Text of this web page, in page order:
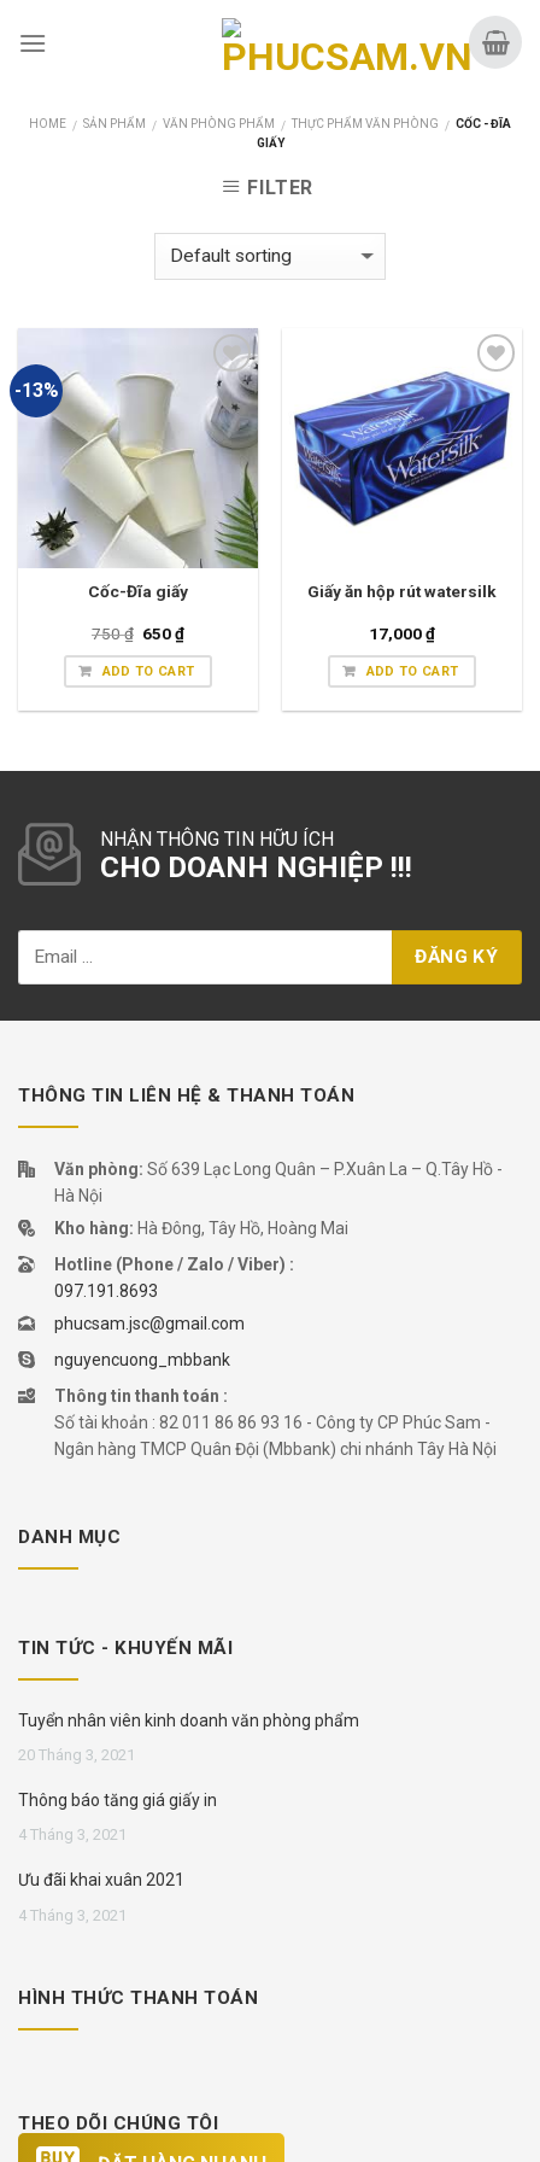
HOME / SẢN PHẨM / VĂN PHÒNG PHẨM / THỰC PHẨM VĂN PHÒNG / CỐC - ĐĨA
GIẤY
FILTER
-13%
Cốc-Đĩa giấy
750₫ 650₫
ADD TO CART
Giấy ăn hộp rút watersilk
17,000₫
ADD TO CART
NHẬN THÔNG TIN HỮU ÍCH
CHO DOANH NGHIỆP !!!
THÔNG TIN LIÊN HỆ & THANH TOÁN
Văn phòng: Số 639 Lạc Long Quân – P.Xuân La – Q.Tây Hồ -
Hà Nội
Kho hàng: Hà Đông, Tây Hồ, Hoàng Mai
Hotline (Phone / Zalo / Viber) :
097.191.8693
phucsam.jsc@gmail.com
nguyencuong_mbbank
Thông tin thanh toán :
Số tài khoản : 82 011 86 86 93 16 - Công ty CP Phúc Sam -
Ngân hàng TMCP Quân Đội (Mbbank) chi nhánh Tây Hà Nội
DANH MỤC
TIN TỨC - KHUYẾN MÃI
Tuyển nhân viên kinh doanh văn phòng phẩm
20 Tháng 3, 2021
Thông báo tăng giá giấy in
4 Tháng 3, 2021
Ưu đãi khai xuân 2021
4 Tháng 3, 2021
HÌNH THỨC THANH TOÁN
THEO DÕI CHÚNG TÔI